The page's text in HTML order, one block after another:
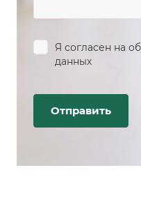
Я согласен на
данных